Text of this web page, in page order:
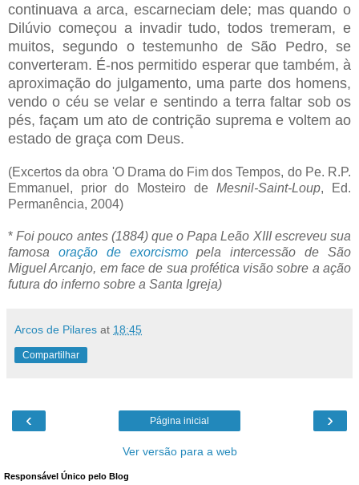
continuava a arca, escarneciam dele; mas quando o
Dilúvio começou a invadir tudo, todos tremeram, e
muitos, segundo o testemunho de São Pedro, se
converteram. É-nos permitido esperar que também, à
aproximação do julgamento, uma parte dos homens,
vendo o céu se velar e sentindo a terra faltar sob os
pés, façam um ato de contrição suprema e voltem ao
estado de graça com Deus.
(Excertos da obra 'O Drama do Fim dos Tempos, do Pe. R.P.
Emmanuel, prior do Mosteiro de Mesnil-Saint-Loup, Ed.
Permanência, 2004)
*Foi pouco antes (1884) que o Papa Leão XIII escreveu sua
famosa oração de exorcismopela intercessão de São
Miguel Arcanjo, em face de sua profética visão sobre a ação
futura do inferno sobre a Santa Igreja)
Arcos de Pilares at 18:45
Compartilhar
‹ ›
Página inicial
Ver versão para a web
Responsável Único pelo Blog